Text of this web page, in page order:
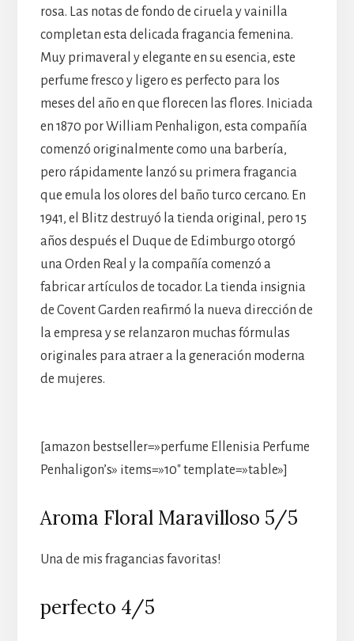
rosa. Las notas de fondo de ciruela y vainilla
completan esta delicada fragancia femenina.
Muy primaveral y elegante en su esencia, este
perfume fresco y ligero es perfecto para los
meses del año en que florecen las flores. Iniciada
en 1870 por William Penhaligon, esta compañía
comenzó originalmente como una barbería,
pero rápidamente lanzó su primera fragancia
que emula los olores del baño turco cercano. En
1941, el Blitz destruyó la tienda original, pero 15
años después el Duque de Edimburgo otorgó
una Orden Real y la compañía comenzó a
fabricar artículos de tocador. La tienda insignia
de Covent Garden reafirmó la nueva dirección de
la empresa y se relanzaron muchas fórmulas
originales para atraer a la generación moderna
de mujeres.
[amazon bestseller=»perfume Ellenisia Perfume
Penhaligon’s» items=»10″ template=»table»]
Aroma Floral Maravilloso 5/5
Una de mis fragancias favoritas!
perfecto 4/5